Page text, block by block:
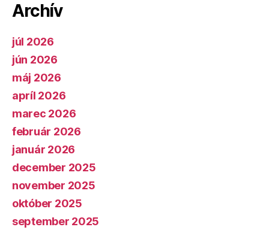
Archív
júl 2026
jún 2026
máj 2026
apríl 2026
marec 2026
február 2026
január 2026
december 2025
november 2025
október 2025
september 2025